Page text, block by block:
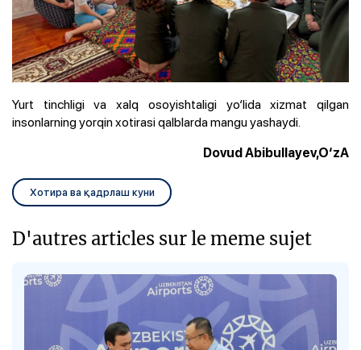
Yurt tinchligi va xalq osoyishtaligi yo‘lida xizmat qilgan
insonlarning yorqin xotirasi qalblarda mangu yashaydi.
Dovud Abibullayev,O‘zA
Хотира ва қадрлаш куни
D'autres articles sur le meme sujet